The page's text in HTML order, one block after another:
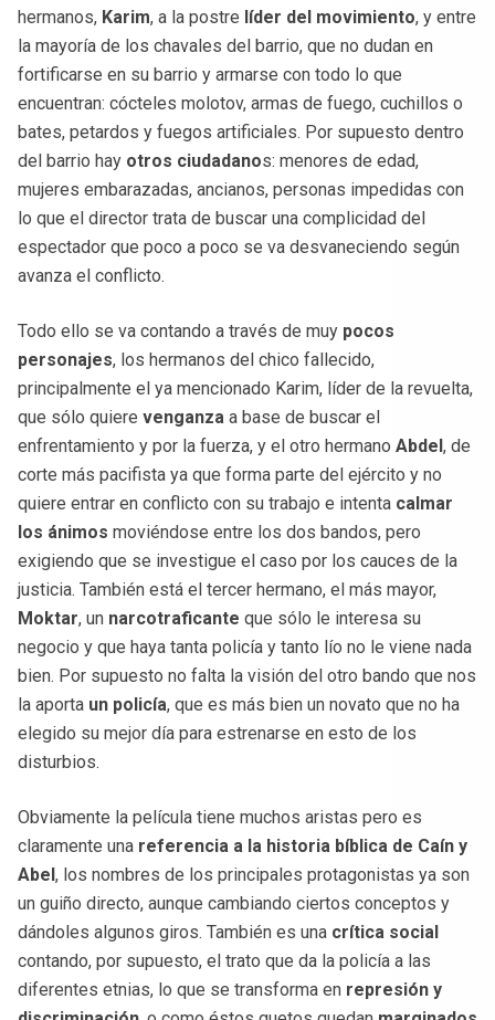
hermanos, Karim, a la postre líder del movimiento, y entre
la mayoría de los chavales del barrio, que no dudan en
fortificarse en su barrio y armarse con todo lo que
encuentran: cócteles molotov, armas de fuego, cuchillos o
bates, petardos y fuegos artificiales. Por supuesto dentro
del barrio hay otros ciudadanos: menores de edad,
mujeres embarazadas, ancianos, personas impedidas con
lo que el director trata de buscar una complicidad del
espectador que poco a poco se va desvaneciendo según
avanza el conflicto.
Todo ello se va contando a través de muy pocos
personajes, los hermanos del chico fallecido,
principalmente el ya mencionado Karim, líder de la revuelta,
que sólo quiere venganza a base de buscar el
enfrentamiento y por la fuerza, y el otro hermano Abdel, de
corte más pacifista ya que forma parte del ejército y no
quiere entrar en conflicto con su trabajo e intenta calmar
los ánimos moviéndose entre los dos bandos, pero
exigiendo que se investigue el caso por los cauces de la
justicia. También está el tercer hermano, el más mayor,
Moktar, un narcotraficante que sólo le interesa su
negocio y que haya tanta policía y tanto lío no le viene nada
bien. Por supuesto no falta la visión del otro bando que nos
la aporta un policía, que es más bien un novato que no ha
elegido su mejor día para estrenarse en esto de los
disturbios.
Obviamente la película tiene muchos aristas pero es
claramente una referencia a la historia bíblica de Caín y
Abel, los nombres de los principales protagonistas ya son
un guiño directo, aunque cambiando ciertos conceptos y
dándoles algunos giros. También es una crítica social
contando, por supuesto, el trato que da la policía a las
diferentes etnias, lo que se transforma en represión y